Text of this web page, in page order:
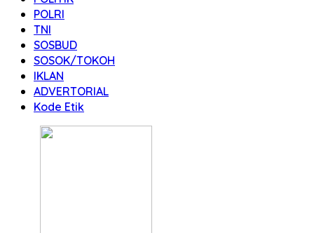
POLRI
TNI
SOSBUD
SOSOK/TOKOH
IKLAN
ADVERTORIAL
Kode Etik